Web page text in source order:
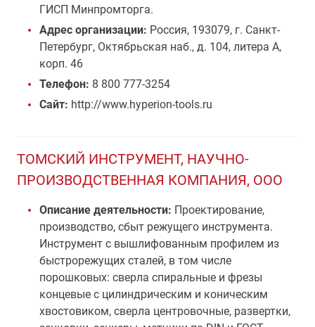
ГИСП Минпромторга.
Адрес организации: Россия, 193079, г. Санкт-
Петербург, Октябрьская наб., д. 104, литера А,
корп. 46
Телефон: 8 800 777-3254
Сайт: http://www.hyperion-tools.ru
ТОМСКИЙ ИНСТРУМЕНТ, НАУЧНО-
ПРОИЗВОДСТВЕННАЯ КОМПАНИЯ, ООО
Описание деятельности: Проектирование,
производство, сбыт режущего инструмента.
Инструмент с вышлифованным профилем из
быстрорежущих сталей, в том числе
порошковых: сверла спиральные и фрезы
концевые с цилиндрическим и коническим
хвостовиком, сверла центровочные, развертки,